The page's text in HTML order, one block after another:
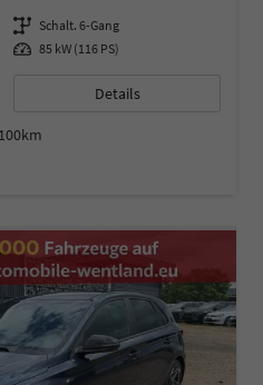
Getriebe Schalt. 6-Gang
Leistung 85 kW (116 PS)
Details